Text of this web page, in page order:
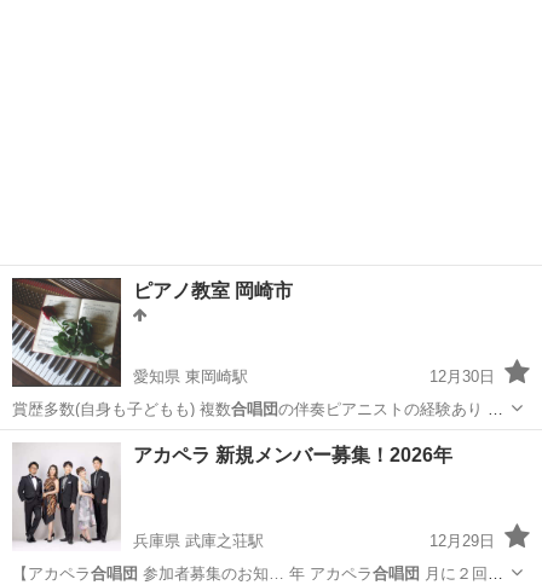
ピアノ教室 岡崎市
愛知県 東岡崎駅
12月30日
賞歴多数(自身も子どもも) 複数合唱団の伴奏ピアニストの経験あり 同
時に演…
愛知 岡崎市 東岡崎駅 ピアノ 芸大
アカペラ 新規メンバー募集！2026年
兵庫県 武庫之荘駅
12月29日
【アカペラ合唱団 参加者募集のお知… 年 アカペラ合唱団 月に２回、